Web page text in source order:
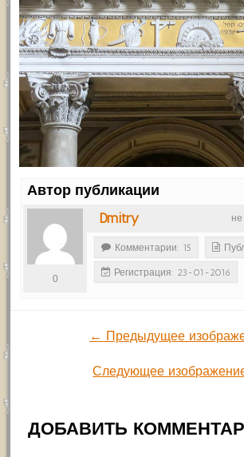
Автор публикации
Dmitry
0
Комментарии: 15
Регистрация: 23-01-2016
← Предыдущее
Следующее
ДОБАВИТЬ